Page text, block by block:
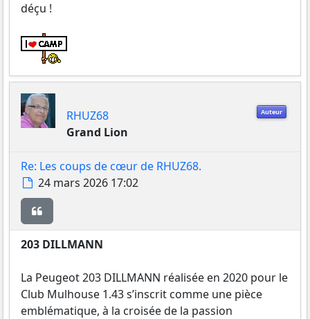
Oui, les deux en l'espace de huit jours et en
cherchant bien !
déçu !
Auteur
RHUZ68
Grand Lion
Re: Les coups de cœur de RHUZ68.
Message
24 mars 2026 17:02
203 DILLMANN
La Peugeot 203 DILLMANN réalisée en 2020 pour le
Club Mulhouse 1.43 s’inscrit comme une pièce
emblématique, à la croisée de la passion